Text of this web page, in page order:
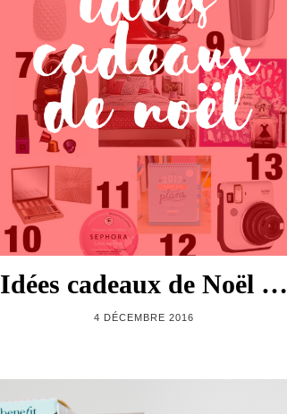
Idées cadeaux de Noël …
4 DÉCEMBRE 2016